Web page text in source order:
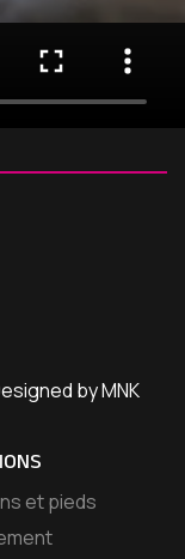
by MNK
et pieds